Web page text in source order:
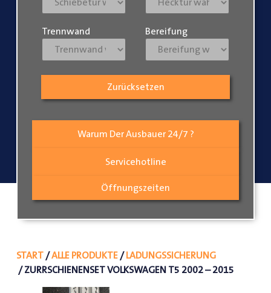
Warum Der Ausbauer 24/7 ?
Servicehotline
Öffnungszeiten
Trennwand Bereifung
Zurücksetzen
START/ALLE PRODUKTE/LADUNGSSICHERUNG
/ ZURRSCHIENENSET VOLKSWAGEN T5 2002 – 2015